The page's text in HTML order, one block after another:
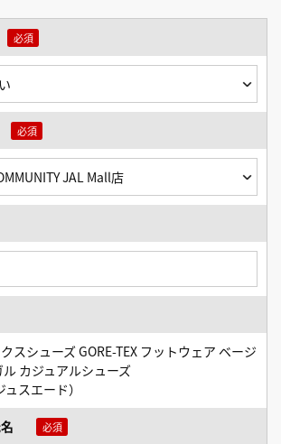
スシューズ GORE-TEX フットウェア ベージ
カジュアルシューズ
スエード）